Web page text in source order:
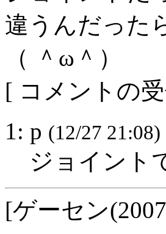
違うんだった
（ ＾ω＾）
[ コメントの
1: p (12/27 21:08)
ジョイント
[ゲーセン